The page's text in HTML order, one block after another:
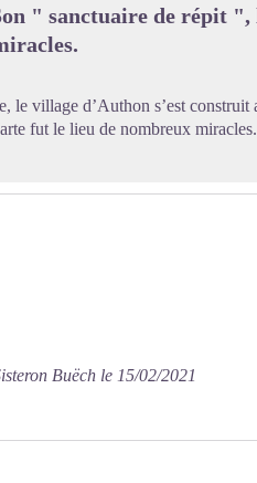
" sanctuaire de répit ",
le village d’Authon s’est construit
fut le lieu de nombreux miracles.
Buëch le 15/02/2021